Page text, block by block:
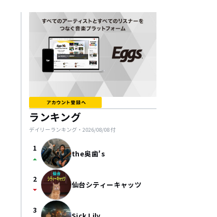
ランキング
デイリーランキング・ 2026/08/08付
1
arrow_drop_up the奥歯's
2
arrow_drop_down 仙台シティーキャッツ
3